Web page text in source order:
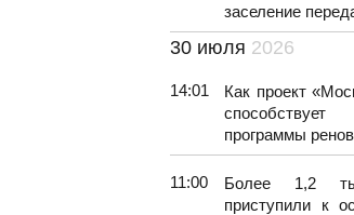
заселение
30 июля 2026
14:01
Как проект
программы
11:00
Более 1,2
приступили к